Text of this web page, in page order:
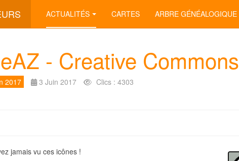
ACTUALITÉS CARTES ARBRE GÉNÉALOGIQUE
- Creative Commons
2017 3 Juin 2017 Clics : 4303
jamais vu ces icônes !